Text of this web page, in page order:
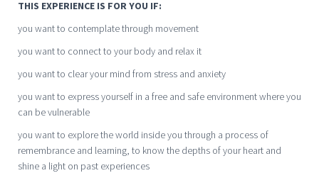
THIS EXPERIENCE IS FOR YOU IF:
you want to contemplate through movement
you want to connect to your body and relax it
you want to clear your mind from stress and anxiety
you want to express yourself in a free and safe environment where you
can be vulnerable
you want to explore the world inside you through a process of
remembrance and learning, to know the depths of your heart and
shine a light on past experiences